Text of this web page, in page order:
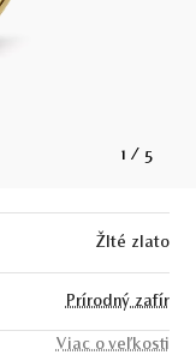
1 / 5
Žlté zlato
Prírodný zafír
Viac o veľkosti